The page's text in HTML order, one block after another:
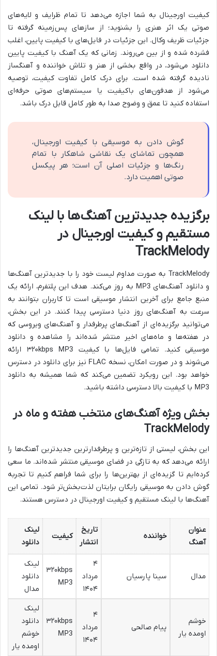
کیفیت اورجینال به شما اجازه می‌دهد تا تمام ظرایف و لایه‌های
صوتی یک اثر هنری را بشنوید؛ از سازهای پس‌زمینه گرفته تا
جزئیات ظریف وکال. این جزئیات در فایل‌های با کیفیت پایین، اغلب
فشرده شده و از بین می‌روند. زمانی که یک آهنگ با کیفیت پایین
دانلود می‌شود، در واقع بخشی از هنر و تلاش خواننده و آهنگساز
نادیده گرفته شده است. برای درک کامل تفاوت کیفیت، توصیه
می‌شود از هدفون‌های باکیفیت یا سیستم‌های صوتی حرفه‌ای
استفاده کنید تا عمق و وضوح صدا به طور کامل قابل درک باشد.
گوش دادن به موسیقی با کیفیت اورجینال،
همچون تماشای یک نقاشی شاهکار با تمام
رنگ‌ها و جزئیات اصلی آن است؛ هر پیکسل
صوتی اهمیت دارد.
برگزیده جدیدترین آهنگ‌ها با لینک
مستقیم و کیفیت اورجینال در
TrackMelody
TrackMelody به صورت مداوم لیست خود را با جدیدترین آهنگ‌ها
و
دانلود آهنگ‌های MP3 به روز می‌کند. هدف این پلتفرم، ارائه یک
منبع جامع برای آخرین انتشار موسیقی است تا کاربران بتوانند به
سرعت به آهنگ‌های روز دنیا دسترسی پیدا کنند. در این بخش،
می‌توانید برگزیده‌ای از آهنگ‌های پرطرفدار و آهنگ‌های ویروسی که
در هفته‌ها و ماه‌های اخیر منتشر شده‌اند را مشاهده و دانلود
موسیقی کنید. تمامی فایل‌ها با کیفیت ۳۲۰kbps MP3 ارائه
می‌شوند و در صورت امکان، نسخه FLAC نیز برای دانلود در دسترس
خواهد بود. این رویکرد تضمین می‌کند که شما همیشه به دانلود
MP3 با کیفیت بالا دسترسی داشته باشید.
بخش ویژه آهنگ‌های منتخب هفته و ماه در
TrackMelody
این بخش، لیستی از تازه‌ترین و پرطرفدارترین جدیدترین آهنگ‌ها را
ارائه می‌دهد که به تازگی در فضای موسیقی منتشر شده‌اند. ما سعی
کرده‌ایم تا گزیده‌ای از بهترین‌ها را برای شما فراهم کنیم تا تجربه
گوش دادن به موسیقی رایگان برایتان لذت‌بخش‌تر شود. تمامی این
آهنگ‌ها با لینک مستقیم و کیفیت اورجینال در دسترس هستند.
عنوان
آهنگ
خواننده
تاریخ
انتشار
کیفیت
لینک
دانلود
مدال سینا پارسیان
۴
مرداد
۱۴۰۴
۳۲۰kbps
MP3
لینک
دانلود
مدال
خوشم
اومده یار
پیام صالحی
۴
مرداد
۱۴۰۴
۳۲۰kbps
MP3
لینک
دانلود
خوشم
اومده یار